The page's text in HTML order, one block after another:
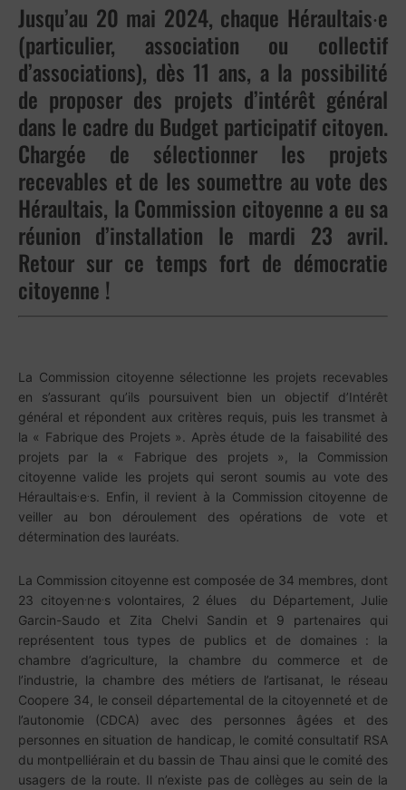
Jusqu’au 20 mai 2024, chaque Héraultais∙e
(particulier, association ou collectif
d’associations), dès 11 ans, a la possibilité
de proposer des projets d’intérêt général
dans le cadre du Budget participatif citoyen.
Chargée de sélectionner les projets
recevables et de les soumettre au vote des
Héraultais, la Commission citoyenne a eu sa
réunion d’installation le mardi 23 avril.
Retour sur ce temps fort de démocratie
citoyenne !
La Commission citoyenne sélectionne les projets recevables
en s’assurant qu’ils poursuivent bien un objectif d’Intérêt
général et répondent aux critères requis, puis les transmet à
la « Fabrique des Projets ». Après étude de la faisabilité des
projets par la « Fabrique des projets », la Commission
citoyenne valide les projets qui seront soumis au vote des
Héraultais.e.s. Enfin, il revient à la Commission citoyenne de
veiller au bon déroulement des opérations de vote et
détermination des lauréats.
La Commission citoyenne est composée de 34 membres, dont
23 citoyen.ne.s volontaires, 2 élues du Département, Julie
Garcin-Saudo et Zita Chelvi Sandin et 9 partenaires qui
représentent tous types de publics et de domaines : la
chambre d’agriculture, la chambre du commerce et de
l’industrie, la chambre des métiers de l’artisanat, le réseau
Coopere 34, le conseil départemental de la citoyenneté et de
l’autonomie (CDCA) avec des personnes âgées et des
personnes en situation de handicap, le comité consultatif RSA
du montpelliérain et du bassin de Thau ainsi que le comité des
usagers de la route. Il n’existe pas de collèges au sein de la